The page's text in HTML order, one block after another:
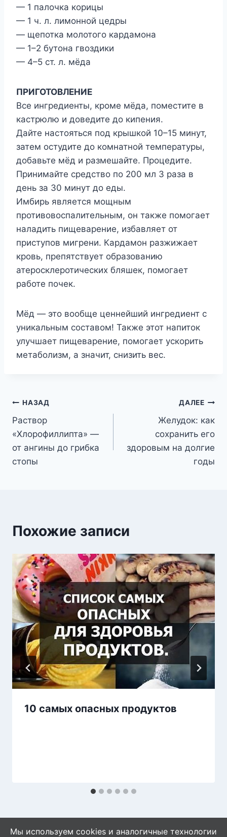
— 1 палочка корицы
— 1 ч. л. лимонной цедры
— щепотка молотого кардамона
— 1–2 бутона гвоздики
— 4–5 ст. л. мёда
ПРИГОТОВЛЕНИЕ
Все ингредиенты, кроме мёда, поместите в
кастрюлю и доведите до кипения.
Дайте настояться под крышкой 10–15 минут,
затем остудите до комнатной температуры,
добавьте мёд и размешайте. Процедите.
Принимайте средство по 200 мл 3 раза в
день за 30 минут до еды.
Имбирь является мощным
противовоспалительным, он также помогает
наладить пищеварение, избавляет от
приступов мигрени. Кардамон разжижает
кровь, препятствует образованию
атеросклеротических бляшек, помогает
работе почек.
Мёд — это вообще ценнейший ингредиент с
уникальным составом! Также этот напиток
улучшает пищеварение, помогает ускорить
метаболизм, а значит, снизить вес.
Навигация
по
записям
НАЗАД
Раствор
«Хлорофиллипта» —
от ангины до грибка
стопы
ДАЛЕЕ
Желудок: как
сохранить его
здоровым на долгие
годы
Похожие записи
10 самых опасных продуктов
Мы используем cookies и аналогичные технологии